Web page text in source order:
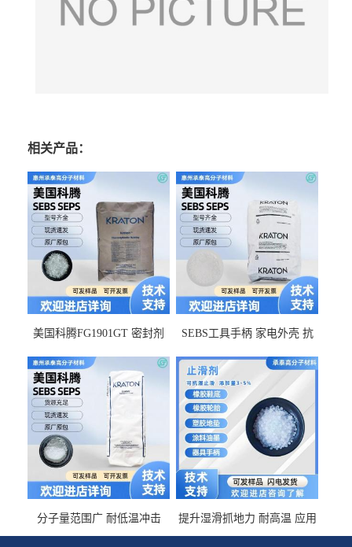
相关产品：
美国科腾FG1901GT 密封剂
佳 透明级
SEBS工具手柄 家电外壳 抗
耐候G1653VO
分子量范围广 耐低温冲击
SEBS G1650MU 美国科腾 增
提升湿滑抓地力 耐高温 应用
于特种轮胎 TPR鞋底 涂料油